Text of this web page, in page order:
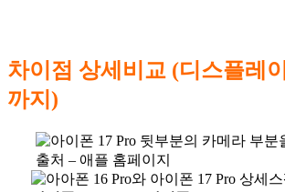
차이점 상세비교 (디스플레
까지)
출처 – 애플 홈페이지